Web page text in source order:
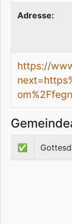
Adresse:
https://
✅